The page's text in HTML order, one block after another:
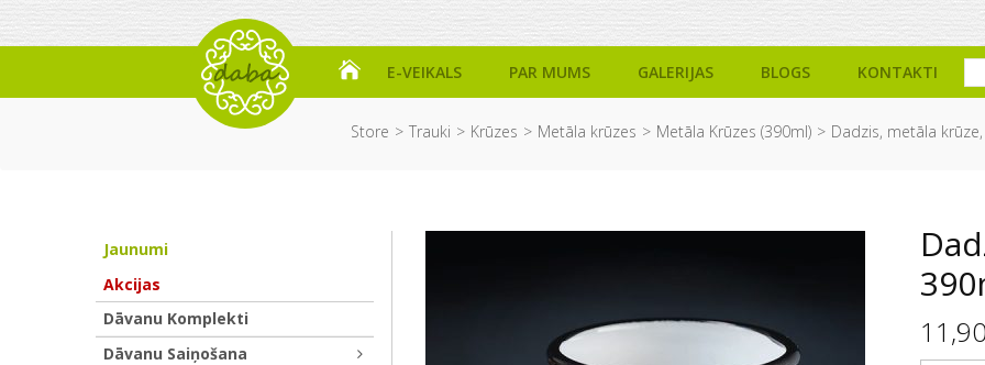
E-VEIKALS PAR MUMS GALERIJAS BLOGS KONTAKTI
Store Trauki Krūzes Metāla krūzes Metāla Krūzes (390ml) Dadzis, metāla krūze,
Jaunumi
Akcijas
Dāvanu Komplekti
Dāvanu Saiņošana